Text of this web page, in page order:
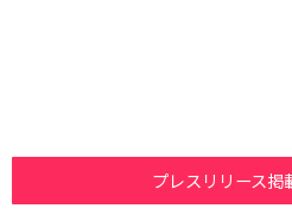
プレスリリース掲